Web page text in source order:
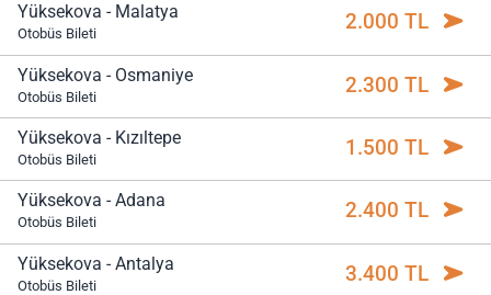
Yüksekova - Malatya
Otobüs Bileti 2.000 TL
Yüksekova - Osmaniye
Otobüs Bileti 2.300 TL
Yüksekova - Kızıltepe
Otobüs Bileti 1.500 TL
Yüksekova - Adana
Otobüs Bileti 2.400 TL
Yüksekova - Antalya
Otobüs Bileti 3.400 TL